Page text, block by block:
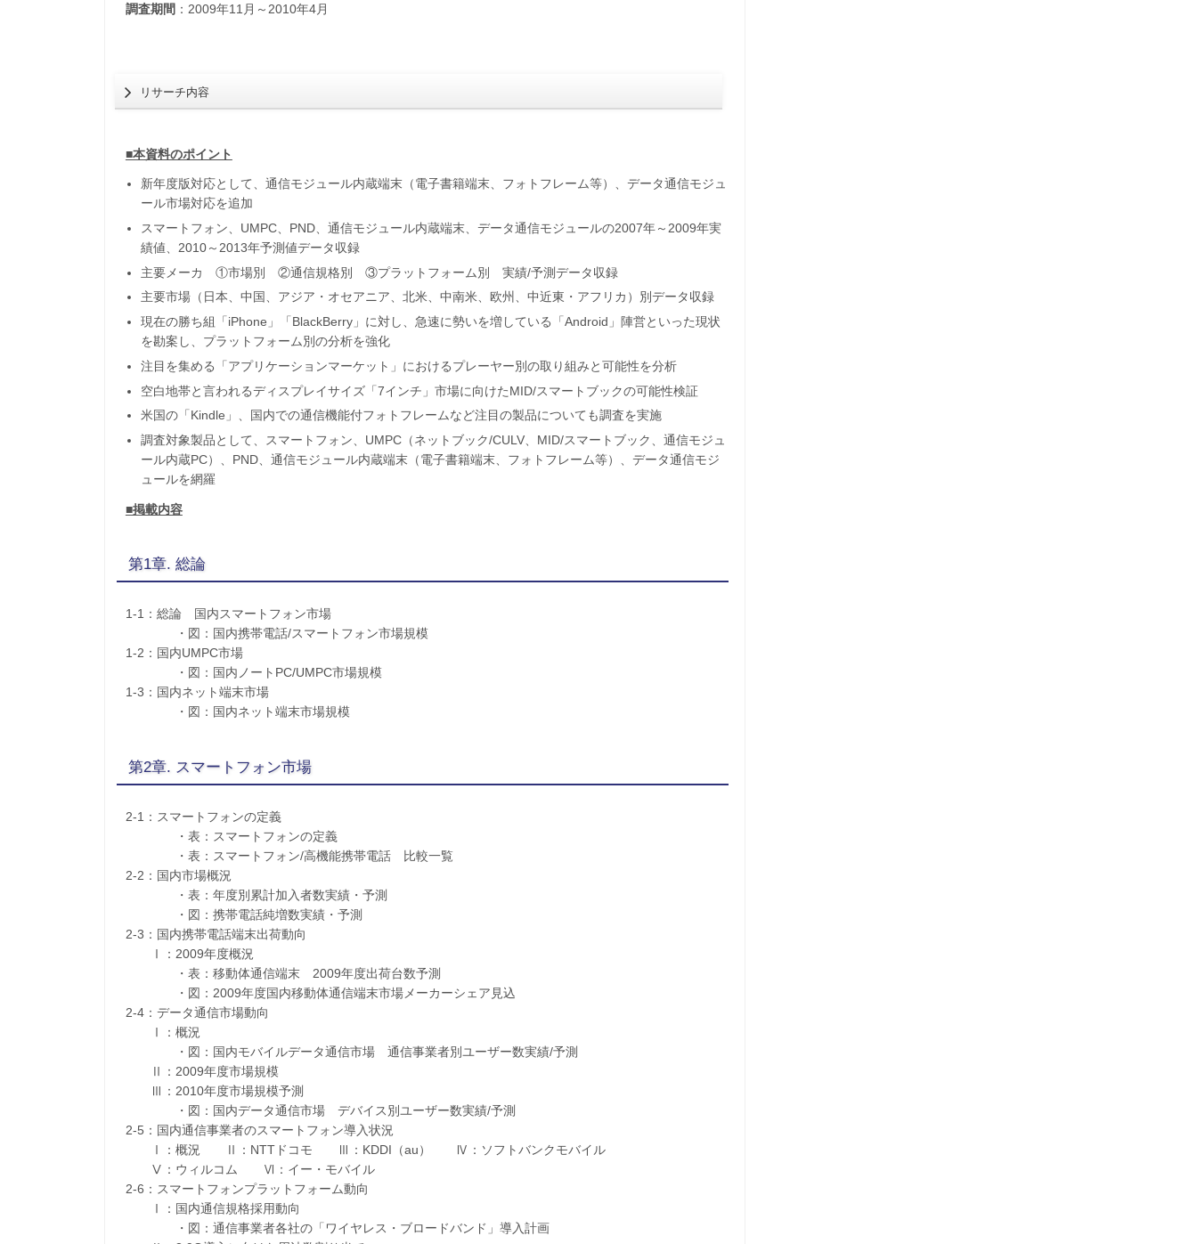
調査期間 ：2009年11月～2010年4月
リサーチ内容
■本資料のポイント
新年度版対応として、通信モジュール内蔵端末（電子書籍端末、フォトフレーム等）、データ通信モジュ
ール市場対応を追加
スマートフォン、UMPC、PND、通信モジュール内蔵端末、データ通信モジュールの2007年～2009年実
績値、2010～2013年予測値データ収録
主要メーカ ①市場別 ②通信規格別 ③プラットフォーム別 実績/予測データ収録
主要市場（日本、中国、アジア・オセアニア、北米、中南米、欧州、中近東・アフリカ）別データ収録
現在の勝ち組「iPhone」「BlackBerry」に対し、急速に勢いを増している「Android」陣営といった現状
を勘案し、プラットフォーム別の分析を強化
注目を集める「アプリケーションマーケット」におけるプレーヤー別の取り組みと可能性を分析
空白地帯と言われるディスプレイサイズ「7インチ」市場に向けたMID/スマートブックの可能性検証
米国の「Kindle」、国内での通信機能付フォトフレームなど注目の製品についても調査を実施
調査対象製品として、スマートフォン、UMPC（ネットブック/CULV、MID/スマートブック、通信モジュ
ール内蔵PC）、PND、通信モジュール内蔵端末（電子書籍端末、フォトフレーム等）、データ通信モジ
ュールを網羅
■掲載内容
第1章. 総論
1-1：総論 国内スマートフォン市場
・図：国内携帯電話/スマートフォン市場規模
1-2：国内UMPC市場
・図：国内ノートPC/UMPC市場規模
1-3：国内ネット端末市場
・図：国内ネット端末市場規模
第2章. スマートフォン市場
2-1：スマートフォンの定義
・表：スマートフォンの定義
・表：スマートフォン/高機能携帯電話 比較一覧
2-2：国内市場概況
・表：年度別累計加入者数実績・予測
・図：携帯電話純増数実績・予測
2-3：国内携帯電話端末出荷動向
Ⅰ：2009年度概況
・表：移動体通信端末 2009年度出荷台数予測
・図：2009年度国内移動体通信端末市場メーカーシェア見込
2-4：データ通信市場動向
Ⅰ：概況
・図：国内モバイルデータ通信市場 通信事業者別ユーザー数実績/予測
Ⅱ：2009年度市場規模
Ⅲ：2010年度市場規模予測
・図：国内データ通信市場 デバイス別ユーザー数実績/予測
2-5：国内通信事業者のスマートフォン導入状況
Ⅰ：概況 Ⅱ：NTTドコモ Ⅲ：KDDI（au） Ⅳ：ソフトバンクモバイル
Ⅴ：ウィルコム Ⅵ：イー・モバイル
2-6：スマートフォンプラットフォーム動向
Ⅰ：国内通信規格採用動向
・図：通信事業者各社の「ワイヤレス・ブロードバンド」導入計画